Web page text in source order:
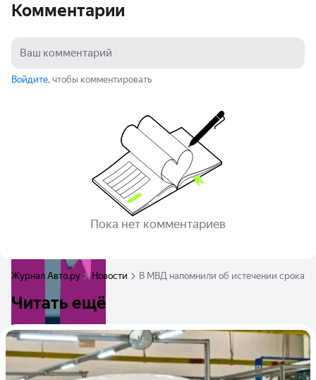
Комментарии
Войдите, чтобы комментировать
Пока нет комментариев
Журнал Авто.ру Новости В МВД напомнили об истечении срока
Читать ещё